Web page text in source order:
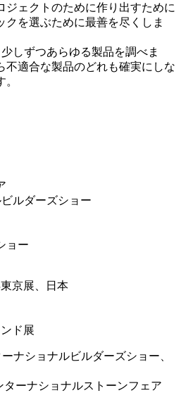
ジェクトのために作り出すために
クを選ぶために最善を尽くしま
しずつあらゆる製品を調べま
不適合な製品のどれも確実にしな
京展、日本
ド展
ナショナルビルダーズショー、
ターナショナルストーンフェア